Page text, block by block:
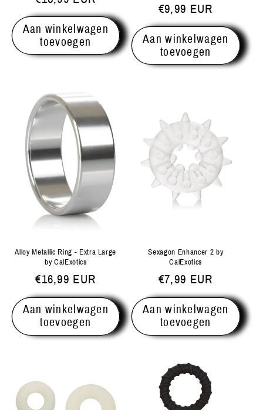
prijs
Aan winkelwagen
toevoegen
Normale
prijs
€9,99 EUR
Aan winkelwagen
toevoegen
Alloy Metallic Ring - Extra Large
by CalExotics
Normale
prijs
€16,99 EUR
Aan winkelwagen
toevoegen
Sexagon Enhancer 2 by
CalExotics
Normale
prijs
€7,99 EUR
Aan winkelwagen
toevoegen